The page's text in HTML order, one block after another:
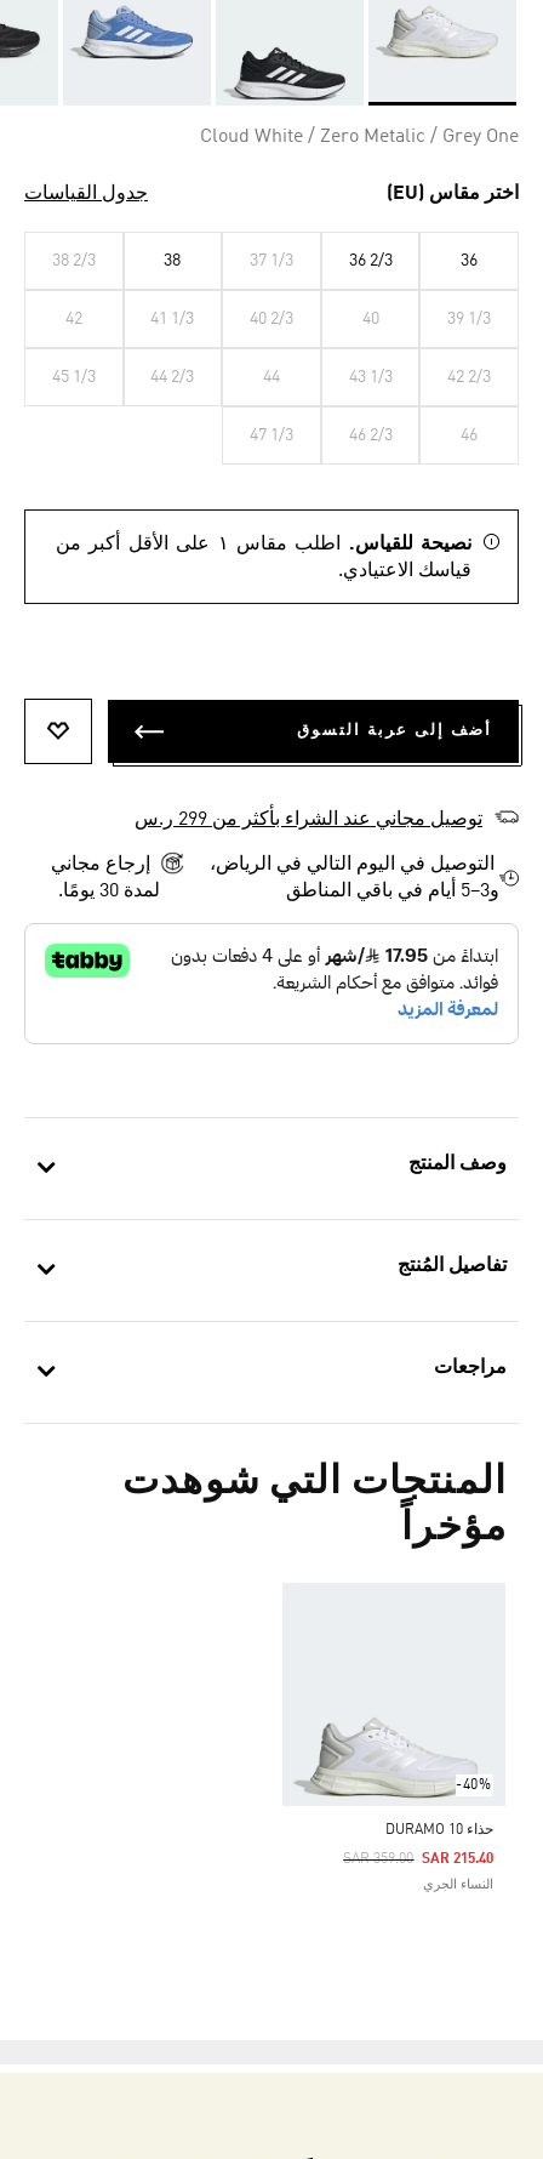
وصف المنتج
تفاصيل المُنتج
مراجعات
المنتجات التي شوهدت
مؤخراً
-40%
حذاء DURAMO 10
Price Reduced From
SAR 359.00
To SAR 215.40
النساء الجري
Cloud White / Zero Metalic / Grey One
اختر مقاس (EU) جدول القياسات
36
36 2/3
37 1/3
38
38 2/3
39 1/3
40
40 2/3
41 1/3
42
42 2/3
43 1/3
44
44 2/3
45 1/3
46
46 2/3
47 1/3
نصيحة للقياس.
اطلب مقاس ١ على الأقل أكبر من
قياسك الاعتيادي.
أضف إلى عربة التسوق
توصيل مجاني عند الشراء بأكثر من 299 ر.س
التوصيل في اليوم التالي في الرياض،
و3–5 أيام في باقي المناطق
إرجاع مجاني
لمدة 30 يومًا.